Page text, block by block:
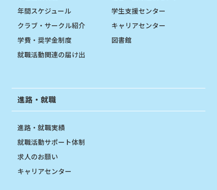
年間スケジュール
クラブ・サークル紹介
学費・奨学金制度
就職活動関連の届け出
学生支援センター
キャリアセンター
図書館
進路・就職
進路・就職実績
就職活動サポート体制
求人のお願い
キャリアセンター